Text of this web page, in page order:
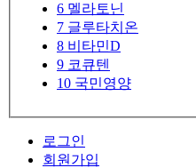
6 멜라토닌
7 글루타치온
8 비타민D
9 코큐텐
10 국민영양
로그인
회원가입